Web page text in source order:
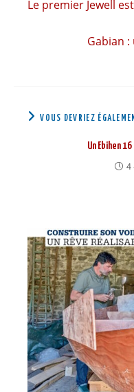
Le premier Jewell
Gabian
VOUS DEVRIEZ
Un Ebihen
4